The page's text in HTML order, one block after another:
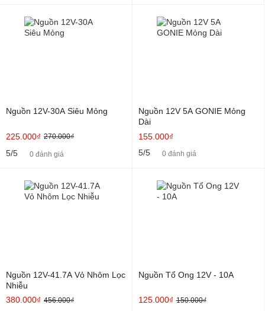
Nguồn 12V-30A Siêu Mỏng
225.000₫ 270.000₫
5/5 0 đánh giá
Nguồn 12V 5A GONIE Mỏng
Dài
155.000₫
5/5
0 đánh giá
Nguồn 12V-41.7A Vỏ Nhôm Lọc
Nhiễu
380.000₫ 456.000₫
Nguồn Tổ Ong 12V - 10A
125.000₫ 150.000₫